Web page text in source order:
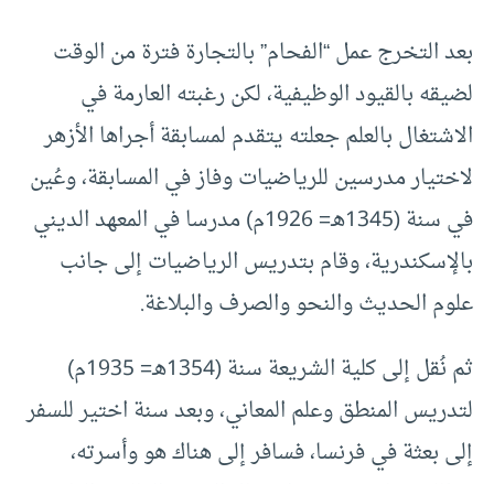
بعد التخرج عمل “الفحام” بالتجارة فترة من الوقت
لضيقه بالقيود الوظيفية، لكن رغبته العارمة في
الاشتغال بالعلم جعلته يتقدم لمسابقة أجراها الأزهر
لاختيار مدرسين للرياضيات وفاز في المسابقة، وعُين
في سنة (1345هـ= 1926م) مدرسا في المعهد الديني
بالإسكندرية، وقام بتدريس الرياضيات إلى جانب
علوم الحديث والنحو والصرف والبلاغة.
ثم نُقل إلى كلية الشريعة سنة (1354هـ= 1935م)
لتدريس المنطق وعلم المعاني، وبعد سنة اختير للسفر
إلى بعثة في فرنسا، فسافر إلى هناك هو وأسرته،